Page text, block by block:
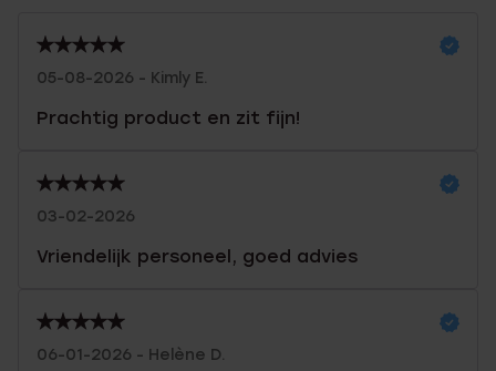
05-08-2026 - Kimly E.
Prachtig product en zit fijn!
03-02-2026
Vriendelijk personeel, goed advies
06-01-2026 - Helène D.